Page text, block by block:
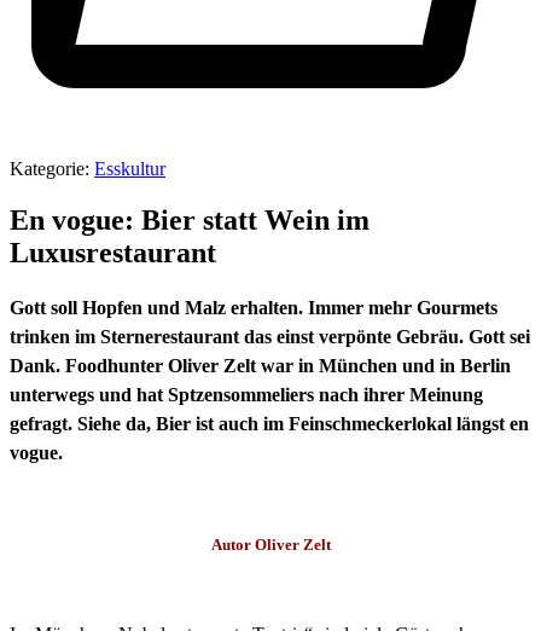
Kategorie: Esskultur
En vogue: Bier statt Wein im
Luxusrestaurant
Gott soll Hopfen und Malz erhalten. Immer mehr Gourmets
trinken im Sternerestaurant das einst verpönte Gebräu. Gott sei
Dank. Foodhunter Oliver Zelt war in München und in Berlin
unterwegs und hat Sptzensommeliers nach ihrer Meinung
gefragt. Siehe da, Bier ist auch im Feinschmeckerlokal längst en
vogue.
Autor Oliver Zelt